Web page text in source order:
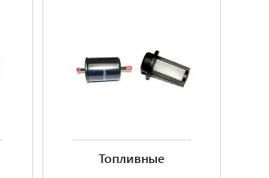
Топливные